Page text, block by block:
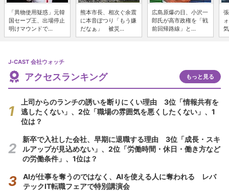
「異物使用疑惑」元韓
国セーブ王、出場停止
明けマウンドで...
熊本市長、相次ぐ余震
に本音ぽつり「もう嫌
だなぁ」 被災...
広島原爆の日、小沢一
郎氏が高市政権を「戦
前回帰路線」と...
J-CAST 会社ウォッチ
アクセスランキング もっと見る
上司からのランチの誘いを断りにくい理由 3位「情報共有を
逃したくない」、2位「職場の雰囲気を悪くしたくない」、1
位は？
新卒で入社した会社、早期に退職する理由 3位「成長・スキ
ルアップが見込めない」、2位「労働時間・休日・働き方など
の労働条件」、1位は？
AIが仕事を奪うのではなく、AIを使える人に奪われる レバ
テックIT転職フェアで特別講演会